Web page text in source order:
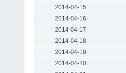
2014-04-15
2014-04-16
2014-04-17
2014-04-18
2014-04-19
2014-04-20